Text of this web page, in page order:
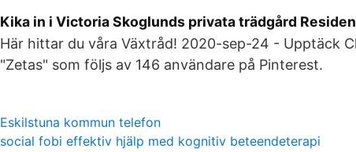
Kika in i Victoria Skoglunds privata trädgård
Här hittar du våra Växtråd! 2020-sep-24 - Upptäck
"Zetas" som följs av 146 användare på Pinterest.
Eskilstuna kommun telefon
social fobi effektiv hjälp med kognitiv beteendeterapi